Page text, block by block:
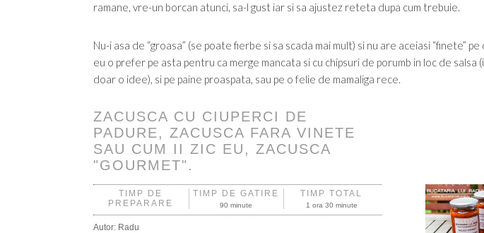
ramane, vre-un borcan atunci, sa-l gust iar si sa ajustez reteta dupa cum trebuie.
Nu-i asa de “groasa” (se poate fierbe si sa scada mai mult) si nu are aceiasi “finete”
eu o prefer pe asta pentru ca merge mancata si cu chipsuri de porumb in loc de salsa
doar o idee), si pe paine proaspata, sau pe o felie de mamaliga rece.
ZACUSCA CU CIUPERCI DE
PADURE, ZACUSCA FARA VINETE
SAU CUM II ZIC EU, ZACUSCA
"GOURMET".
TIMP DE
PREPARARE
TIMP DE GATIRE
90 minute
TIMP TOTAL
1 ora 30 minute
Autor: Radu